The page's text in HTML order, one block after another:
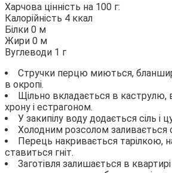
Харчова цінність на 100 г:
Калорійність 4 ккал
Білки 0 м
Жири 0 м
Вуглеводи 1 г
Стручки перцю миються,
в окропі.
Щільно вкладається в каструлю,
хрону і естрагоном.
У закипілу воду додається сіль і
Холодним розсолом заливається
Перець накривається тарілкою,
ставиться гніт.
Заготівля залишається в